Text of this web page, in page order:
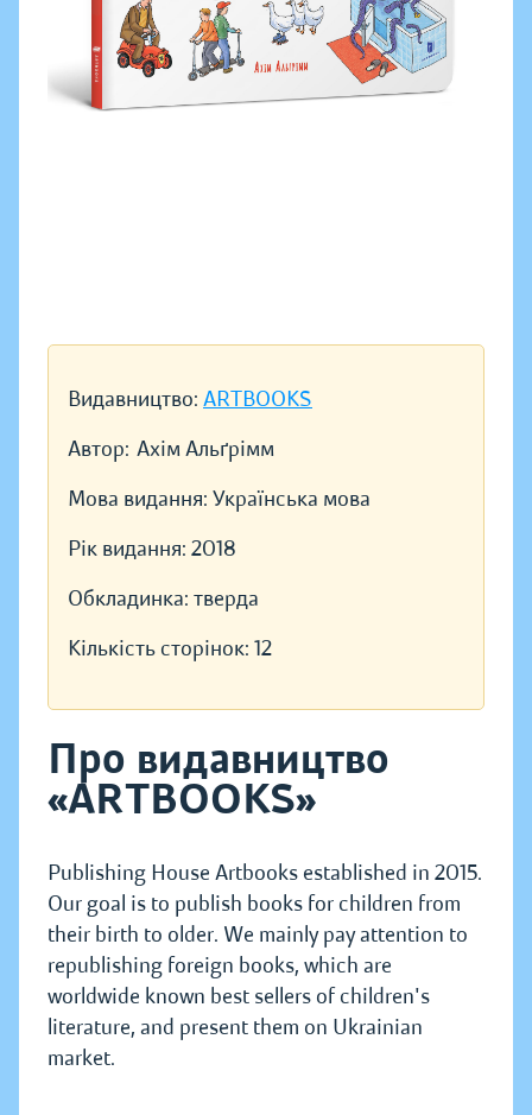
Видавництво: ARTBOOKS
Автор: Ахім Альґрімм
Мова видання: Українська мова
Рік видання: 2018
Обкладинка: тверда
Кількість сторінок: 12
Про видавництво
«ARTBOOKS»
Publishing House Artbooks established in 2015.
Our goal is to publish books for children from
their birth to older. We mainly pay attention to
republishing foreign books, which are
worldwide known best sellers of children's
literature, and present them on Ukrainian
market.